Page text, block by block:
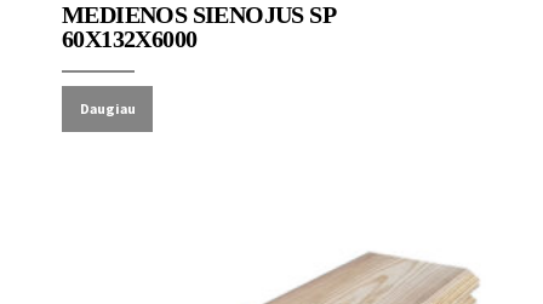
MEDIENOS SIENOJUS SP
60X132X6000
Daugiau